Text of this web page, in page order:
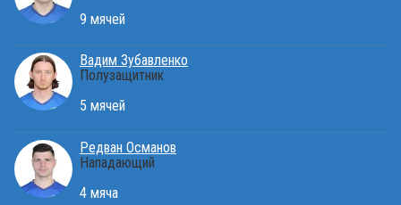
9 мячей
Вадим Зубавленко
Полузащитник
5 мячей
Редван Османов
Нападающий
4 мяча